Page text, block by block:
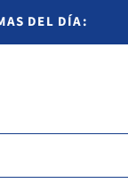
DEL DÍA: